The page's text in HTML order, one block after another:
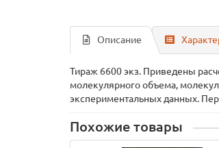
Описание
Тираж 6600 экз. Приведены
молекулярного объема,
экспериментальных данных.
Похожие товары